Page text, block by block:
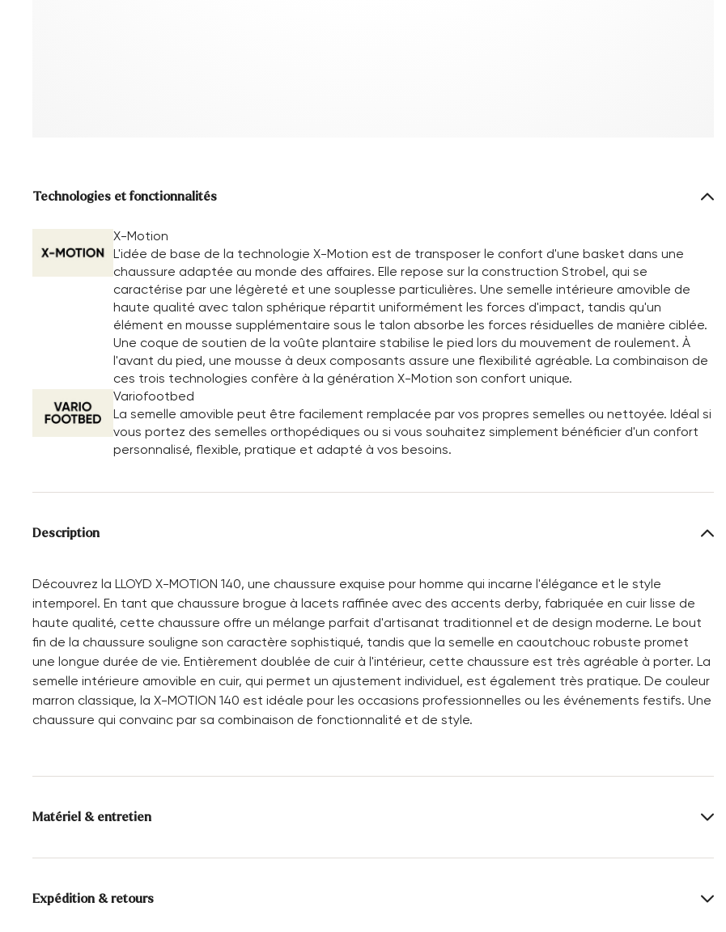
Technologies et fonctionnalités
X-Motion
L'idée de base de la technologie X-Motion est de transposer le confort d'une basket dans une
chaussure adaptée au monde des affaires. Elle repose sur la construction Strobel, qui se
caractérise par une légèreté et une souplesse particulières. Une semelle intérieure amovible de
haute qualité avec talon sphérique répartit uniformément les forces d'impact, tandis qu'un
élément en mousse supplémentaire sous le talon absorbe les forces résiduelles de manière ciblée.
Une coque de soutien de la voûte plantaire stabilise le pied lors du mouvement de roulement. À
l'avant du pied, une mousse à deux composants assure une flexibilité agréable. La combinaison de
ces trois technologies confère à la génération X-Motion son confort unique.
Variofootbed
La semelle amovible peut être facilement remplacée par vos propres semelles ou nettoyée. Idéal si
vous portez des semelles orthopédiques ou si vous souhaitez simplement bénéficier d'un confort
personnalisé, flexible, pratique et adapté à vos besoins.
Description
Découvrez la LLOYD X-MOTION 140, une chaussure exquise pour homme qui incarne l'élégance et le style
intemporel. En tant que chaussure brogue à lacets raffinée avec des accents derby, fabriquée en cuir lisse de
haute qualité, cette chaussure offre un mélange parfait d'artisanat traditionnel et de design moderne. Le bout
fin de la chaussure souligne son caractère sophistiqué, tandis que la semelle en caoutchouc robuste promet
une longue durée de vie. Entièrement doublée de cuir à l'intérieur, cette chaussure est très agréable à porter. La
semelle intérieure amovible en cuir, qui permet un ajustement individuel, est également très pratique. De couleur
marron classique, la X-MOTION 140 est idéale pour les occasions professionnelles ou les événements festifs. Une
chaussure qui convainc par sa combinaison de fonctionnalité et de style.
Matériel & entretien
Taille de production: Tailles britanniques Dessus:
Cuir lisse
Expédition & retours